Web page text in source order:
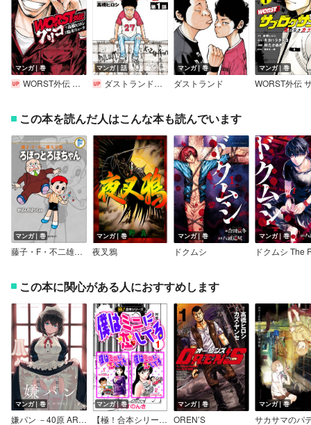
マンガ｜巻
WORST外伝 グリコ
マンガ｜話
ダストランド（話売り）
マンガ｜巻
ダストランド
マンガ｜巻
この本を読んだ人はこんな本も読んでいます
マンガ｜巻
藤子・F・不二雄大全集 ろぼっとろぼちゃん／かばんのぱっくほか
マンガ｜巻
夜叉鴉
マンガ｜巻
ドクムシ
マンガ｜巻
この本に関心がある人におすすめします
マンガ｜巻
嫌パン －40原 ART WORKS－
マンガ｜巻
【極！合本シリーズ】僕はミニに恋してる
マンガ｜巻
OREN’S
マンガ｜巻